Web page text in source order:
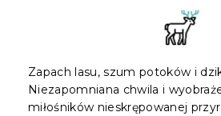
Zapach lasu, szum potoków i
Niezapomniana chwila i
miłośników nieskrępowanej